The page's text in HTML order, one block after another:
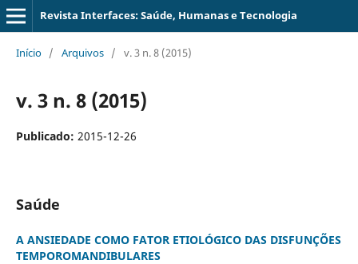
Revista Interfaces: Saúde, Humanas e Tecnologia
Início / Arquivos / v. 3 n. 8 (2015)
v. 3 n. 8 (2015)
Publicado: 2015-12-26
Saúde
A ANSIEDADE COMO FATOR ETIOLÓGICO DAS DISFUNÇÕES
TEMPOROMANDIBULARES